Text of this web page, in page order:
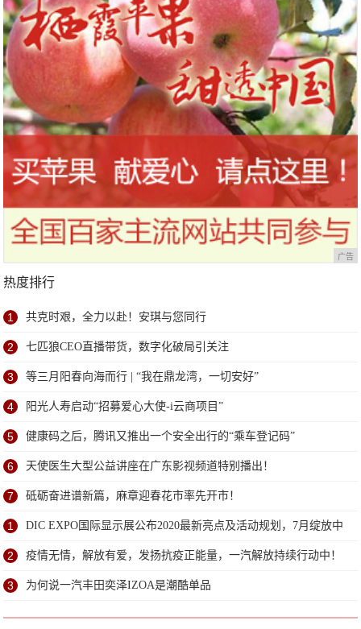
广告
热度排行
1 共克时艰，全力以赴！安琪与您同行
2 七匹狼CEO直播带货，数字化破局引关注
3 等三月阳春向海而行 | “我在鼎龙湾，一切安好”
4 阳光人寿启动“招募爱心大使-i云商项目”
5 健康码之后，腾讯又推出一个安全出行的“乘车登记码”
6 天使医生大型公益讲座在广东影视频道特别播出！
7 砥砺奋进谱新篇，麻章迎春花市率先开市！
1 DIC EXPO国际显示展公布2020最新亮点及活动规划，7月绽放中
国显示周！
2 疫情无情，解放有爱，发扬抗疫正能量，一汽解放持续行动中！
3 为何说一汽丰田奕泽IZOA是潮酷单品